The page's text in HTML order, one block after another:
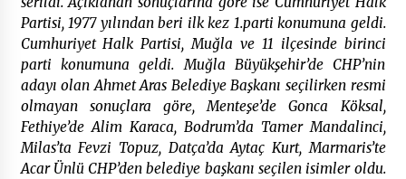
“Temiz Fethiye” Oyunu
2 ay ago
9 Günde 119 Acil Olaya Müdahale Edildi
2 ay ago
FETHİYE BELEDİYESİ HAZİRAN AYI MECLİS
TOPLANTISI GERÇEKLEŞTİRİLDİ
Partisi, 1977 yılından beri ilk kez 1.parti konumuna geldi.
Cumhuriyet Halk Partisi, Muğla ve 11 ilçesinde birinci
parti konumuna geldi. Muğla Büyükşehir’de CHP’nin
adayı olan Ahmet Aras Belediye Başkanı seçilirken resmi
olmayan sonuçlara göre, Menteşe’de Gonca Köksal,
Fethiye’de Alim Karaca, Bodrum’da Tamer Mandalinci,
Milas’ta Fevzi Topuz, Datça’da Aytaç Kurt, Marmaris’te
Acar Ünlü CHP’den belediye başkanı seçilen isimler oldu.